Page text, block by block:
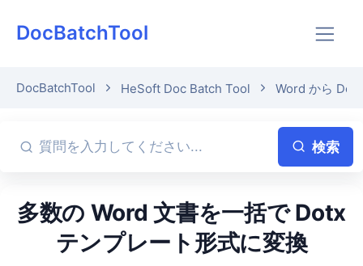
DocBatchTool
DocBatchTool HeSoft Doc Batch Tool Word から
検索
多数の Word 文書を一括で Dotx
テンプレート形式に変換